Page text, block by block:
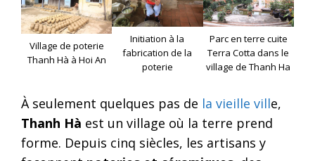
Village de poterie
Thanh Hà à Hoi An
Initiation à la
fabrication de la
poterie
Parc en terre cuite
Terra Cotta dans le
village de Thanh Ha
À seulement quelques pas de la vieille ville,
Thanh Hà est un village où la terre prend
forme. Depuis cinq siècles, les artisans y